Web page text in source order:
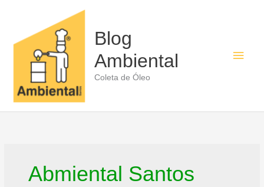
conteúdo
Blog
Ambiental
Coleta de Óleo
Abmiental Santos